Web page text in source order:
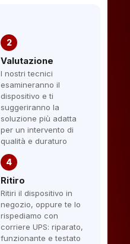
2
Valutazione
I nostri tecnici
esamineranno il
dispositivo e ti
suggeriranno la
soluzione più adatta
per un intervento di
qualità e duraturo
4
Ritiro
Ritiri il dispositivo in
negozio, oppure te lo
rispediamo con
corriere UPS: riparato,
funzionante e testato